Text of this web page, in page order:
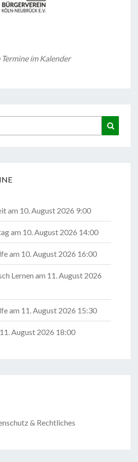
im Kalender
am 10. August 2026 9:00
am 10. August 2026 14:00
am 10. August 2026 16:00
Lernen am 11. August 2026
am 11. August 2026 15:30
August 2026 18:00
& Rechtliches